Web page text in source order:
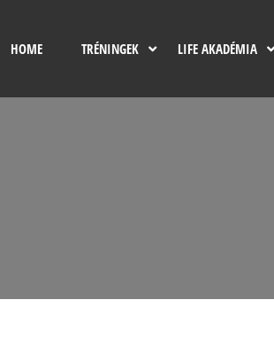
HOME TRÉNINGEK LIFE AKADÉMIA